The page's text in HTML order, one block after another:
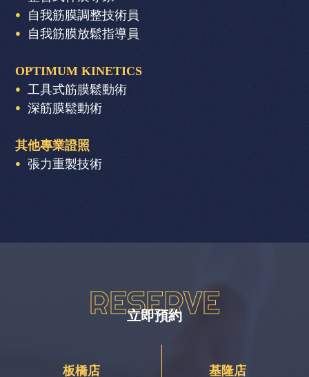
自我筋膜調整技術員
自我筋膜放鬆指導員
OPTIMUM KINETICS
工具式筋膜鬆動術
深筋膜鬆動術
其他專業證照
張力重製技術
RESERVE
立即預約
板橋店 基隆店